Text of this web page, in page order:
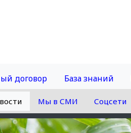
договор База знаний
Мы в СМИ Соцсети